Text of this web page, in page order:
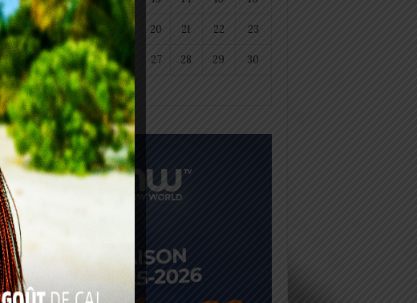
17 18 20 21 22 23
24 25 26 27 28 29 30
31
« Juil